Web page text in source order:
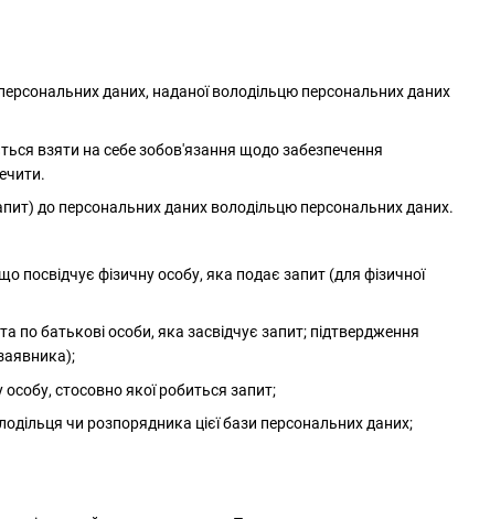
даних, наданої володільцю персональних даних
взяти на себе зобов'язання щодо забезпечення
до персональних даних володільцю персональних даних.
посвідчує фізичну особу, яка подає запит (для фізичної
по батькові особи, яка засвідчує запит; підтвердження
особу, стосовно якої робиться запит;
чи розпорядника цієї бази персональних даних;